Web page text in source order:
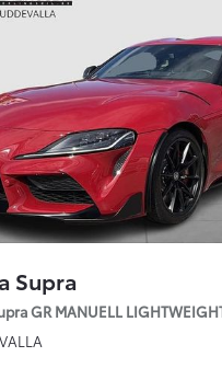
Supra
GR MANUELL